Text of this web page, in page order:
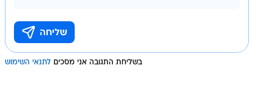
בשליחת התגובה אני מסכים לתנאי השימוש